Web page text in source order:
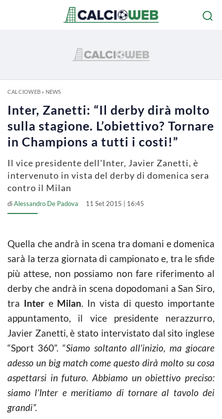
CALCIOWEB» NEWS
Inter, Zanetti: “Il derby dirà molto
sulla stagione. L’obiettivo? Tornare
in Champions a tutti i costi!”
Il vice presidente dell'Inter, Javier Zanetti, è
intervenuto in vista del derby di domenica sera
contro il Milan
diAlessandro De Padova 11 Set 2015 | 16:45
Quella che andrà in scena tra domani e domenica
sarà la terza giornata di campionato e, tra le sfide
più attese, non possiamo non fare riferimento al
derby che andrà in scena dopodomani a San Siro,
tra Intere Milan. In vista di questo importante
appuntamento, il vice presidente nerazzurro,
Javier Zanetti, è stato intervistato dal sito inglese
“Sport 360”. “Siamo soltanto all’inizio, ma giocare
adesso un big match come questo dirà molto su cosa
aspettarsi in futuro. Abbiamo un obiettivo preciso:
siamo l’Inter e meritiamo di tornare al tavolo dei
grandi”.